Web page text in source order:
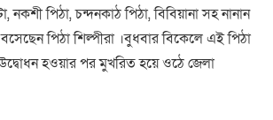
,নকশীপিঠা,চন্দনকাঠপিঠা,বিবিয়ানাসহনানান
বসেছেনপিঠাশিল্পীরা ।বুধবারবিকেলেএইপিঠা
হওয়ারপরমুখরিতহয়েওঠেজেলা